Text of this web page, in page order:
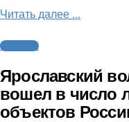
Читать далее ...
Волейбол
Ярославский
вошел в число
объектов